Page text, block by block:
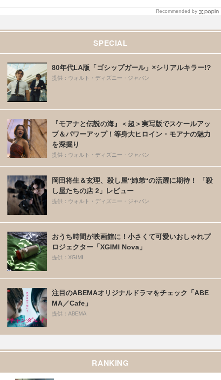
Recommended by
SPECIAL
80年代LA版「ゴシップガール」×シリアルキラー!?
提供：ウォルト・ディズニー・ジャパン
『モアナと伝説の海』＜超＞実写版でスケールアッ
プ＆パワーアップ！等身大ヒロイン・モアナの魅力
を深掘り
提供：ウォルト・ディズニー・ジャパン
岡田将生＆玄理、殺し屋“姉弟“の活躍に期待！ 「殺
し屋たちの店 2」レビュー
提供：ウォルト・ディズニー・ジャパン
おうち時間が映画館に！小さくて可愛いおしゃれプ
ロジェクター「XGIMI Nova」
提供：XGIMI
注目のABEMAオリジナルドラマをチェック「ABE
MA／Cafe」
提供：ABEMA
RANKING